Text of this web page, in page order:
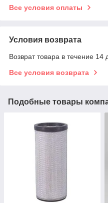
Все условия оплаты
Условия возврата
Возврат товара в течение 14
Все условия возврата
Подобные товары